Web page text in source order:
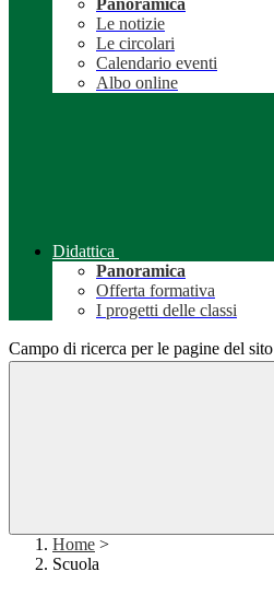
Panoramica
Le notizie
Le circolari
Calendario eventi
Albo online
Didattica
Panoramica
Offerta formativa
I progetti delle classi
Campo di ricerca per le pagine del sito
Home >
Scuola